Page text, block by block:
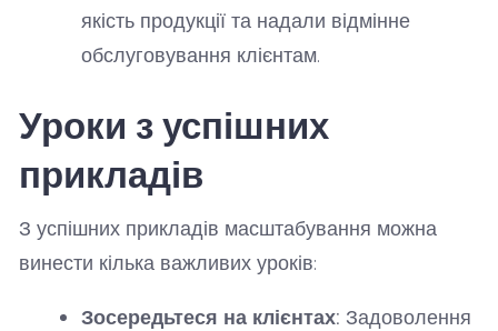
якість продукції та надали відмінне
обслуговування клієнтам.
Уроки з успішних
прикладів
З успішних прикладів масштабування можна
винести кілька важливих уроків:
Зосередьтеся на клієнтах: Задоволення